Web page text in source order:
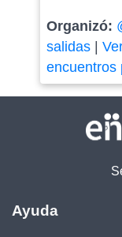
Organizó:
salidas|
encuentros
Ayuda